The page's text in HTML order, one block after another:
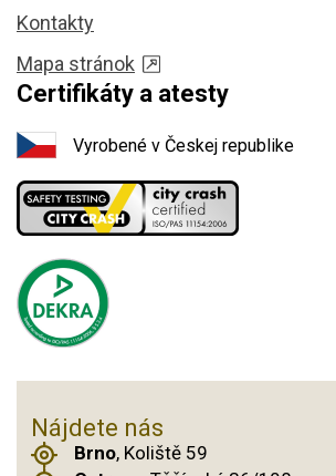
Kontakty
Mapa stránok
Certifikáty a atesty
Vyrobené v Českej republike
Nájdete nás
Brno, Koliště 59